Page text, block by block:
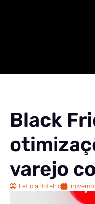
Black
varejo
Leticia Botelho